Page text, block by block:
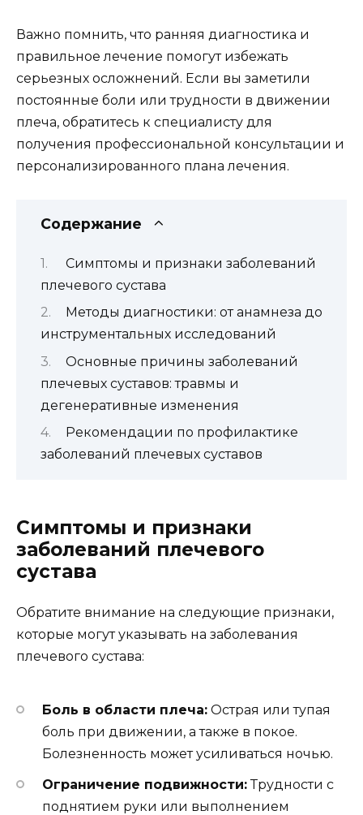
Важно помнить, что ранняя диагностика и
правильное лечение помогут избежать
серьезных осложнений. Если вы заметили
постоянные боли или трудности в движении
плеча, обратитесь к специалисту для
получения профессиональной консультации и
персонализированного плана лечения.
Содержание
Симптомы и признаки заболеваний
плечевого сустава
Методы диагностики: от анамнеза до
инструментальных исследований
Основные причины заболеваний
плечевых суставов: травмы и
дегенеративные изменения
Рекомендации по профилактике
заболеваний плечевых суставов
Симптомы и признаки
заболеваний плечевого
сустава
Обратите внимание на следующие признаки,
которые могут указывать на заболевания
плечевого сустава:
Боль в области плеча: Острая или тупая
боль при движении, а также в покое.
Болезненность может усиливаться ночью.
Ограничение подвижности:Трудности с
поднятием руки или выполнением